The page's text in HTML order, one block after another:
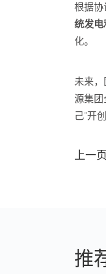
根据协
统发
化。
未来，
源集团
己“开
上一页
推